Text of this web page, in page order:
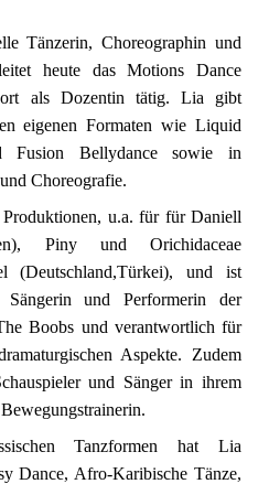
Tänzerin, Choreographin und
heute das Motions Dance
als Dozentin tätig. Lia gibt
eigenen Formaten wie Liquid
Fusion Bellydance sowie in
Choreografie.
u.a. für für Daniell
Piny und Orichidaceae
(Deutschland,Türkei), und ist
Sängerin und Performerin der
Boobs und verantwortlich für
Aspekte. Zudem
und Sänger in ihrem
Tanzformen hat Lia
Dance, Afro-Karibische Tänze,